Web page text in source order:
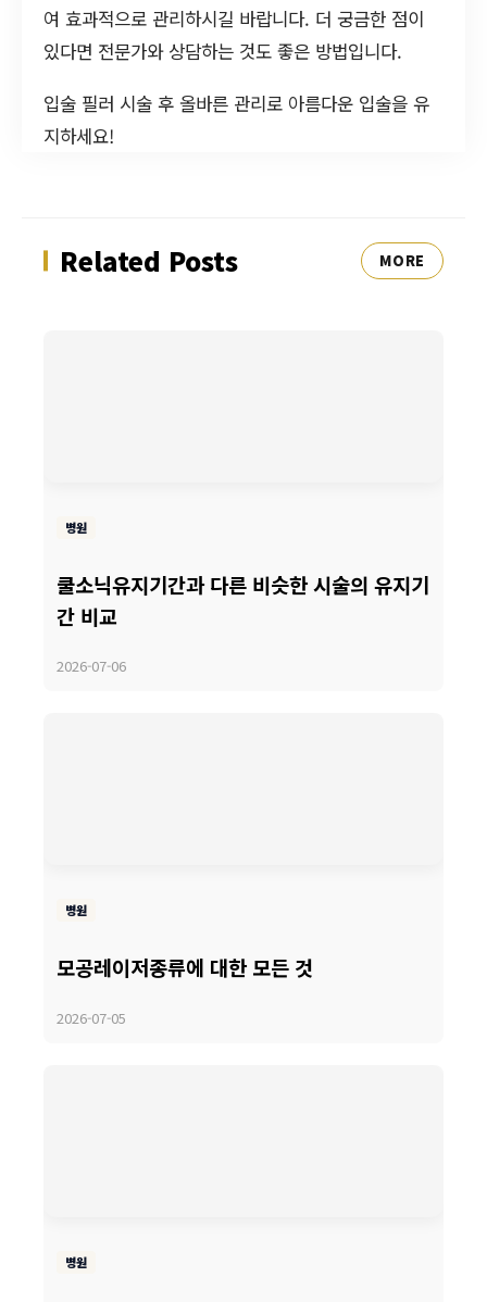
여 효과적으로 관리하시길 바랍니다. 더 궁금한 점이
있다면 전문가와 상담하는 것도 좋은 방법입니다.
입술 필러 시술 후 올바른 관리로 아름다운 입술을 유
지하세요!
Related Posts MORE
병원
쿨소닉유지기간과 다른 비슷한 시술의 유지기
간 비교
2026-07-06
병원
모공레이저종류에 대한 모든 것
2026-07-05
병원